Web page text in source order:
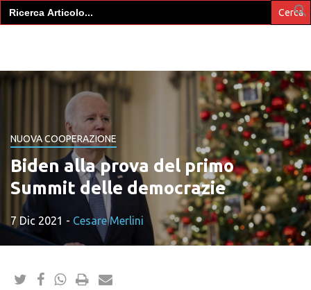
Search
for:
NUOVA COOPERAZIONE
Biden alla prova del primo
Summit delle democrazie
7 Dic 2021 - Cesare Merlini